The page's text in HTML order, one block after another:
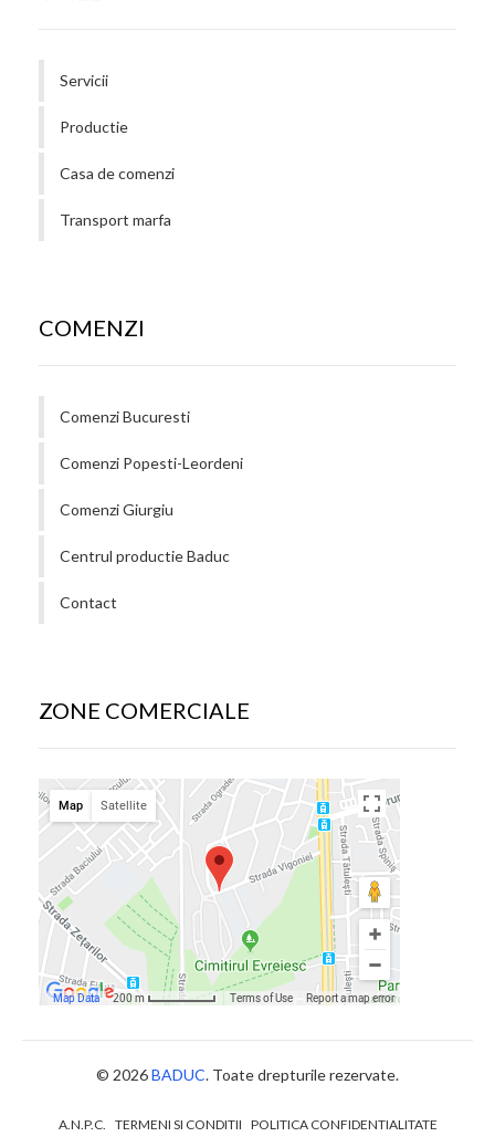
Servicii
Productie
Casa de comenzi
Transport marfa
COMENZI
Comenzi Bucuresti
Comenzi Popesti-Leordeni
Comenzi Giurgiu
Centrul productie Baduc
Contact
ZONE COMERCIALE
© 2026BADUC. Toate drepturile rezervate.
A.N.P.C. TERMENI SI CONDITII POLITICA CONFIDENTIALITATE